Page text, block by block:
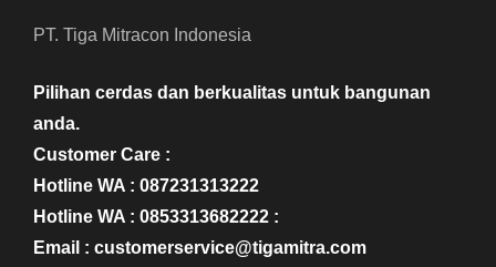
PT. Tiga Mitracon Indonesia
Pilihan cerdas dan berkualitas untuk bangunan
anda.
Customer Care :
Hotline WA : 087231313222
Hotline WA : 0853313682222 :
Email : customerservice@tigamitra.com